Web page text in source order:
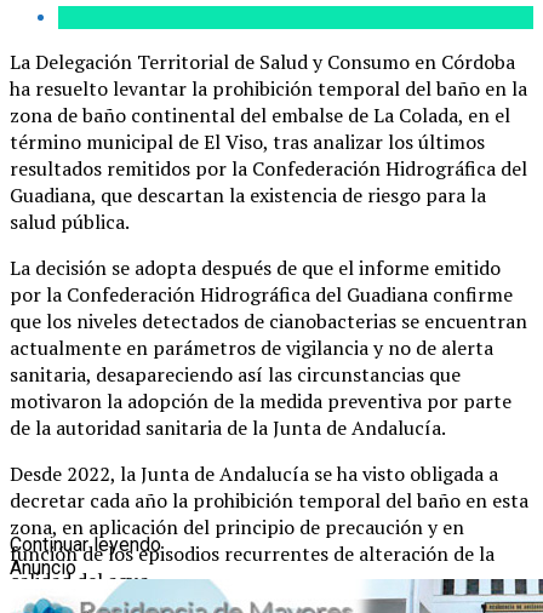
La Delegación Territorial de Salud y Consumo en Córdoba
ha resuelto levantar la prohibición temporal del baño en la
zona de baño continental del embalse de La Colada, en el
término municipal de El Viso, tras analizar los últimos
resultados remitidos por la Confederación Hidrográfica del
Guadiana, que descartan la existencia de riesgo para la
salud pública.
La decisión se adopta después de que el informe emitido
por la Confederación Hidrográfica del Guadiana confirme
que los niveles detectados de cianobacterias se encuentran
actualmente en parámetros de vigilancia y no de alerta
sanitaria, desapareciendo así las circunstancias que
motivaron la adopción de la medida preventiva por parte
de la autoridad sanitaria de la Junta de Andalucía.
Desde 2022, la Junta de Andalucía se ha visto obligada a
decretar cada año la prohibición temporal del baño en esta
zona, en aplicación del principio de precaución y en
función de los episodios recurrentes de alteración de la
calidad del agua.
Continuar leyendo
Anuncio